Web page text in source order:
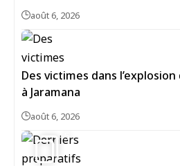
août 6, 2026
Des victimes dans
à Jaramana
août 6, 2026
5